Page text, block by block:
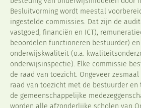
Besluitvorming wordt meestal
ingestelde commissies. Dat zijn de
vastgoed, financiën en ICT),
beoordelen functioneren bestuurder)
onderwijskwaliteit (o.a.
onderwijsinspectie). Elke commissie
de raad van toezicht. Ongeveer
raad van toezicht met de bestuurder
de gemeenschappelijke
worden alle afzonderlijke scholen van